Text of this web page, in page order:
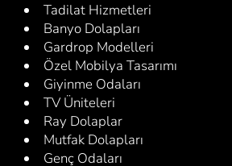
Tadilat Hizmetleri
Banyo Dolapları
Gardrop Modelleri
Özel Mobilya Tasarımı
Giyinme Odaları
TV Üniteleri
Ray Dolaplar
Mutfak Dolapları
Genç Odaları